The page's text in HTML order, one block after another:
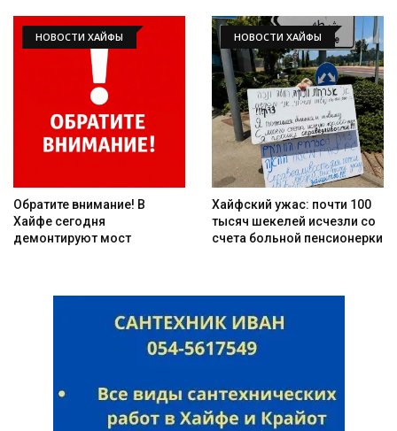
Искать
НОВОСТИ ХАЙФЫ
Обратите внимание! В
Хайфе сегодня
демонтируют мост
НОВОСТИ ХАЙФЫ
Хайфский ужас: почти 100
тысяч шекелей исчезли со
счета больной пенсионерки